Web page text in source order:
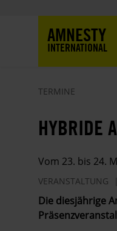
AMNESTY
INTERNATIONAL
TERMINE
HYBRIDE
Vom 23. bis 24.
VERANSTALTUNG
Die diesjährige